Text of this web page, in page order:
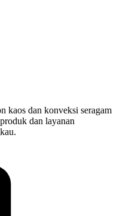
kaos dan konveksi seragam
dan layanan